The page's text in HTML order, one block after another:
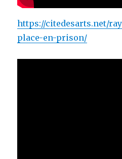
https://citedesarts.net/
place-en-prison/